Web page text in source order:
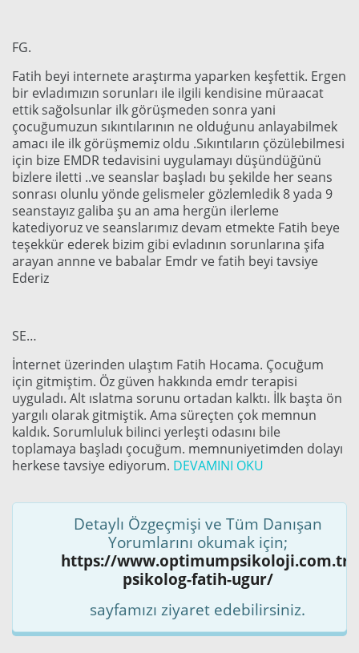
FG.
Fatih beyi internete araştırma yaparken keşfettik. Ergen
bir evladımızın sorunları ile ilgili kendisine müraacat
ettik sağolsunlar ilk görüşmeden sonra yani
çocuğumuzun sıkıntılarının ne olduģunu anlayabilmek
amacı ile ilk görüşmemiz oldu .Sıkıntıların çözülebilmesi
için bize EMDR tedavisini uygulamayı düşündüğünü
bizlere iletti ..ve seanslar başladı bu şekilde her seans
sonrası olunlu yönde gelismeler gözlemledik 8 yada 9
seanstayız galiba şu an ama hergün ilerleme
katediyoruz ve seanslarımız devam etmekte Fatih beye
teşekkür ederek bizim gibi evladının sorunlarına şifa
arayan annne ve babalar Emdr ve fatih beyi tavsiye
Ederiz
SE…
İnternet üzerinden ulaştım Fatih Hocama. Çocuğum
için gitmiştim. Öz güven hakkında emdr terapisi
uyguladı. Alt ıslatma sorunu ortadan kalktı. İlk başta ön
yargılı olarak gitmiştik. Ama süreçten çok memnun
kaldık. Sorumluluk bilinci yerleşti odasını bile
toplamaya başladı çocuğum. memnuniyetimden dolayı
herkese tavsiye ediyorum. DEVAMINI OKU
Detaylı Özgeçmişi ve Tüm Danışan
Yorumlarını okumak için;
https://
psikolog-fatih-ugur/
sayfamızı ziyaret edebilirsiniz.